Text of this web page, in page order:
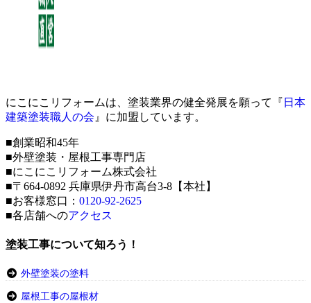
にこにこリフォームは、塗装業界の健全発展を願って『 日本
建築塗装職人の会 』に加盟しています。
■創業昭和45年
■外壁塗装・屋根工事専門店
■にこにこリフォーム株式会社
■〒664-0892 兵庫県伊丹市高台3-8【本社】
■お客様窓口： 0120-92-2625
■各店舗へのアクセス
塗装工事について知ろう！
外壁塗装の塗料
屋根工事の屋根材